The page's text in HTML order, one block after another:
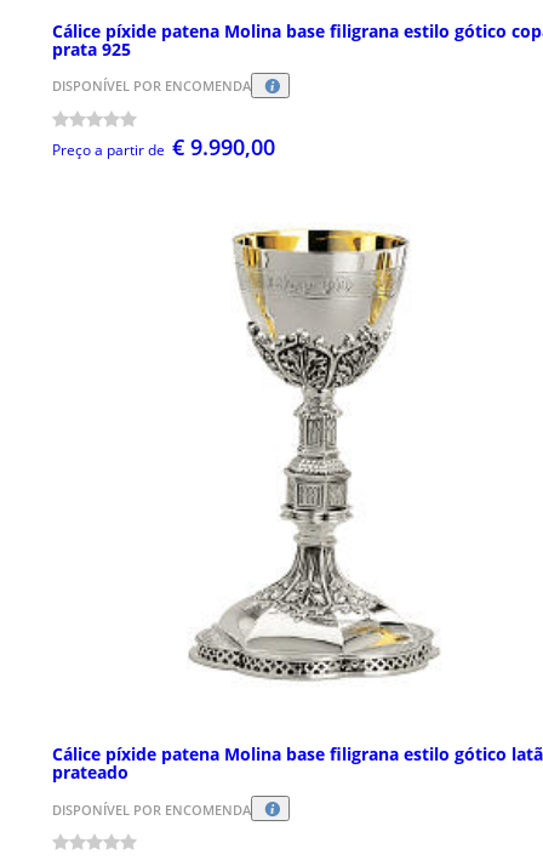
Cálice píxide patena Molina base filigrana estilo gótico
prata 925
DISPONÍVEL POR ENCOMENDA
Preço a partir de € 9.990,00
Cálice píxide patena Molina base filigrana estilo gótico
prateado
DISPONÍVEL POR ENCOMENDA